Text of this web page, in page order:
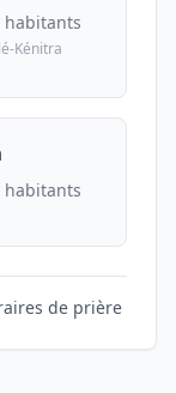
habitants
Kénitra
habitants
de prière